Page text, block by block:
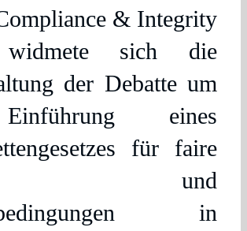
& Integrity
sich die
der Debatte um
eines
für faire
und
in